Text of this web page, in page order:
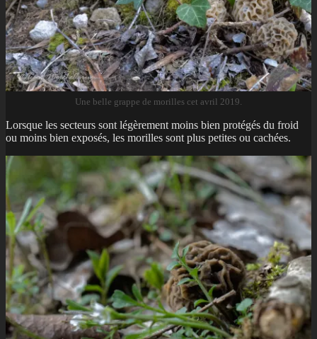
Une belle grappe de morilles cet avril 2019.
Lorsque les secteurs sont légèrement moins bien protégés du froid
ou moins bien exposés, les morilles sont plus petites ou cachées.